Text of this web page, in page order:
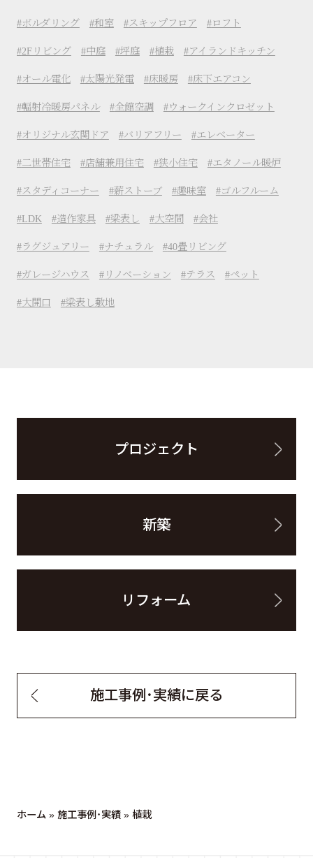
ボルダリング 和室 スキップフロア ロフト
2Fリビング 中庭 坪庭 植栽 アイランドキッチン
オール電化 太陽光発電 床暖房 床下エアコン
輻射冷暖房パネル 全館空調 ウォークインクロゼット
オリジナル玄関ドア バリアフリー エレベーター
二世帯住宅 店舗兼用住宅 狭小住宅 エタノール暖炉
スタディコーナー 薪ストーブ 趣味室 ゴルフルーム
LDK 造作家具 梁表し 大空間 会社
ラグジュアリー ナチュラル 40畳リビング
ガレージハウス リノベーション テラス ペット
大開口 梁表し敷地
プロジェクト
新築
リフォーム
施工事例・実績に戻る
ホーム » 施工事例・実績» 植栽